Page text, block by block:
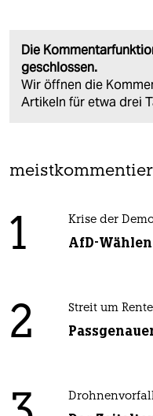
Die
geschlossen.
Wir öffnen die
Artikeln für etwa drei
1 Krise der
AfD-
2 Streit um